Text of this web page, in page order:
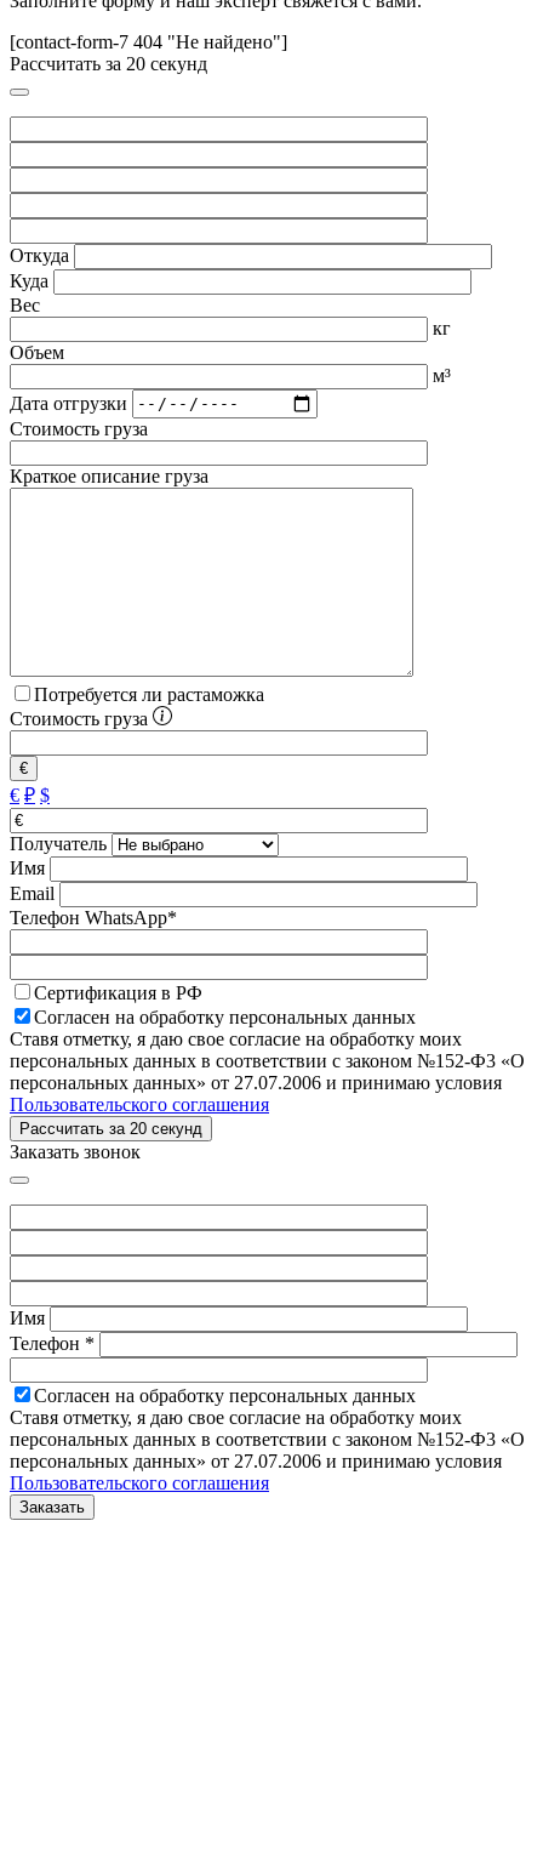
[contact-form-7 404 "Не найдено"]
Рассчитать за 20 секунд
Откуда
Куда
Вес
кг
Объем
м³
Дата отгрузки
Стоимость груза
Краткое описание груза
Потребуется ли растаможка
Стоимость груза
€
€ ₽ $
Получатель
Имя
Email
Телефон WhatsApp*
Сертификация в РФ
Согласен на обработку персональных данных
Ставя отметку, я даю свое согласие на обработку моих
персональных данных в соответствии с законом №152-Ф3 «О
персональных данных» от 27.07.2006 и принимаю условия
Пользовательского соглашения
Заказать звонок
Имя
Телефон *
Согласен на обработку персональных данных
Ставя отметку, я даю свое согласие на обработку моих
персональных данных в соответствии с законом №152-Ф3 «О
персональных данных» от 27.07.2006 и принимаю условия
Пользовательского соглашения